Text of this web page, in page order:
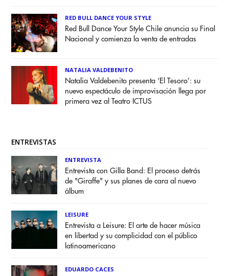
RED BULL DANCE YOUR STYLE
Red Bull Dance Your Style Chile anuncia su Final
Nacional y comienza la venta de entradas
NATALIA VALDEBENITO
Natalia Valdebenito presenta ‘El Tesoro’: su
nuevo espectáculo de improvisación llega por
primera vez al Teatro ICTUS
ENTREVISTAS
ENTREVISTA
Entrevista con Gilla Band: El proceso detrás
de "Giraffe" y sus planes de cara al nuevo
álbum
LEISURE
Entrevista a Leisure: El arte de hacer música
en libertad y su complicidad con el público
latinoamericano
EDUARDO CACES